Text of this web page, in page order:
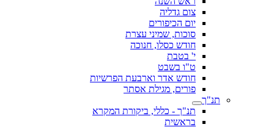
צום גדליה
יום הכיפורים
סוכות, שמיני עצרת
חודש כסלו, חנוכה
י' בטבת
ט"ו בשבט
חודש אדר וארבעת הפרשיות
פורים, מגילת אסתר
תנ"ך
תנ"ך - כללי, ביקורת המקרא
בראשית